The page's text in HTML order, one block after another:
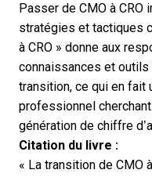
Passer de CMO à
stratégies et tactiques
à CRO » donne aux
connaissances et
transition, ce qui en fait
professionnel
génération de chiffre
Citation du livre :
« La transition de CMO